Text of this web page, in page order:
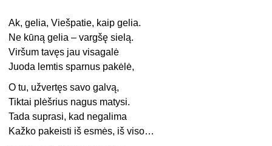
Ak, gelia, Viešpatie, kaip gelia.
Ne kūną gelia – vargšę sielą.
Viršum tavęs jau visagalė
Juoda lemtis sparnus pakėlė,
O tu, užvertęs savo galvą,
Tiktai plėšrius nagus matysi.
Tada suprasi, kad negalima
Kažko pakeisti iš esmės, iš viso…